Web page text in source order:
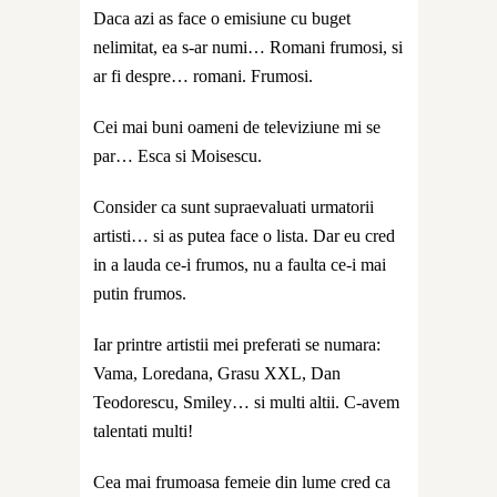
Daca azi as face o emisiune cu buget
nelimitat, ea s-ar numi… Romani frumosi, si
ar fi despre… romani. Frumosi.
Cei mai buni oameni de televiziune mi se
par… Esca si Moisescu.
Consider ca sunt supraevaluati urmatorii
artisti… si as putea face o lista. Dar eu cred
in a lauda ce-i frumos, nu a faulta ce-i mai
putin frumos.
Iar printre artistii mei preferati se numara:
Vama, Loredana, Grasu XXL, Dan
Teodorescu, Smiley… si multi altii. C-avem
talentati multi!
Cea mai frumoasa femeie din lume cred ca